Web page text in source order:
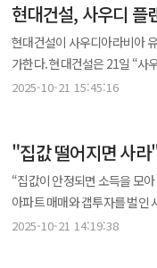
재건축 단지 등 핵심 입지에
(106명)가 두드러졌으며 양천
동시에 증여 건수도 급증했다
늘며 2022년 5월 이후 최대치를 기록했다. 이 같은 움직임의 배경에는 보유세 강화
가능성이 있다. 현재 1주택자
시장에 나타나고 있다고 분석
시장에서도 ‘편법 증여’ 의
따르면 올해 1~8월 서울 부동
증여가 추정돼 국세청 조사를 받게 됐다. 같은 기간 전국 집합건물 증여 건수는 2만6436
특히 서울은 5883건으로 19.8% 늘
현대건설, 사우디
현대건설이 사우디아라비아
가한다. 현대건설은 21일 “사우디 전략 협력사들을 국내로 초청해 업무협약을 체결하고 사우디에서 진행 중인 플랜트
프로젝트에 대한 상호 협력을 강화하기로 했다”고 밝혔
사업 수행 실적을 인정받은 핵심 기자재 공급사들이다. 이번
전략 협력사 파트너십 프로그
대표를 포함한 주요 경영진
체험 등의 일정을 소화하며 상호 신뢰를 다졌다. 현대건설은 사우디
아람코의 중장기 성장 계획인
2025-10-21 15:45:16
"집값 떨어지면 사
“집값이 안정되면 소득을 모
아파트 매매와 갭투자를 벌인
본인은 정책 시행 직전 거래를 마쳤다는 점에서 비판이 거
2025-10-21 14:19:38